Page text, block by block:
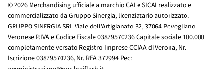
© 2026 Merchandising ufficiale a marchio CAI e SICAI realizzato e
commercializzato da Gruppo Sinergia, licenziatario autorizzato.
GRUPPO SINERGIA SRL Viale dell'Artigianato 32, 37064 Povegliano
Veronese P.IVA e Codice Fiscale 03879570236 Capitale sociale 100.000
completamente versato Registro Imprese CCIAA di Verona, Nr.
Iscrizione 03879570236, Nr. REA 372994 Pec: